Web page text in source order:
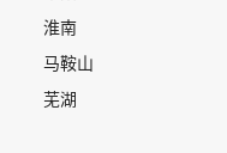
淮南
马鞍山
芜湖